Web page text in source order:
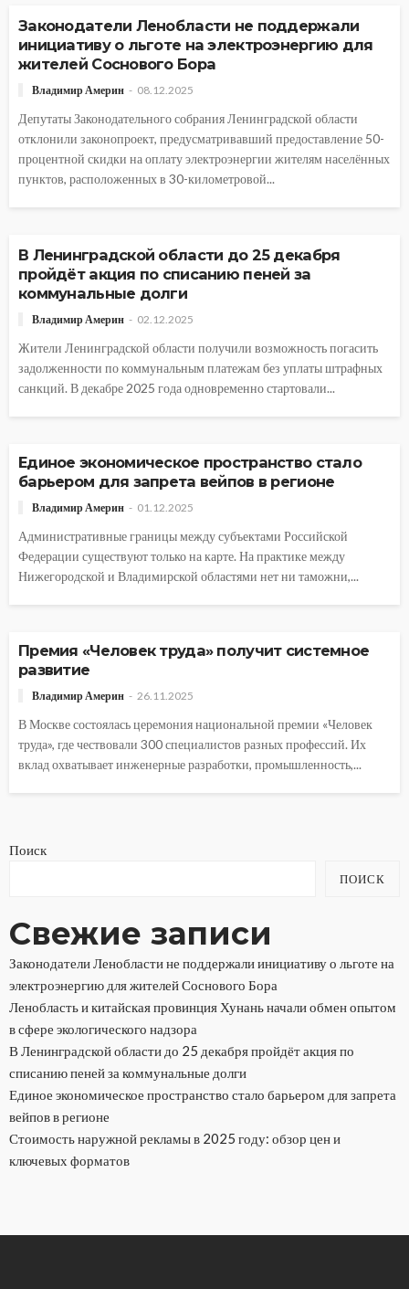
Законодатели Ленобласти не поддержали
инициативу о льготе на электроэнергию для
жителей Соснового Бора
Владимир Америн 08.12.2025
Депутаты Законодательного собрания Ленинградской области
отклонили законопроект, предусматривавший предоставление 50-
процентной скидки на оплату электроэнергии жителям населённых
пунктов, расположенных в 30-километровой...
В Ленинградской области до 25 декабря
пройдёт акция по списанию пеней за
коммунальные долги
Владимир Америн 02.12.2025
Жители Ленинградской области получили возможность погасить
задолженности по коммунальным платежам без уплаты штрафных
санкций. В декабре 2025 года одновременно стартовали...
Единое экономическое пространство стало
барьером для запрета вейпов в регионе
Владимир Америн 01.12.2025
Административные границы между субъектами Российской
Федерации существуют только на карте. На практике между
Нижегородской и Владимирской областями нет ни таможни,...
Премия «Человек труда» получит системное
развитие
Владимир Америн 26.11.2025
В Москве состоялась церемония национальной премии «Человек
труда», где чествовали 300 специалистов разных профессий. Их
вклад охватывает инженерные разработки, промышленность,...
Поиск
ПОИСК
Свежие записи
Законодатели Ленобласти не поддержали инициативу о льготе на
электроэнергию для жителей Соснового Бора
Ленобласть и китайская провинция Хунань начали обмен опытом
в сфере экологического надзора
В Ленинградской области до 25 декабря пройдёт акция по
списанию пеней за коммунальные долги
Единое экономическое пространство стало барьером для запрета
вейпов в регионе
Стоимость наружной рекламы в 2025 году: обзор цен и
ключевых форматов